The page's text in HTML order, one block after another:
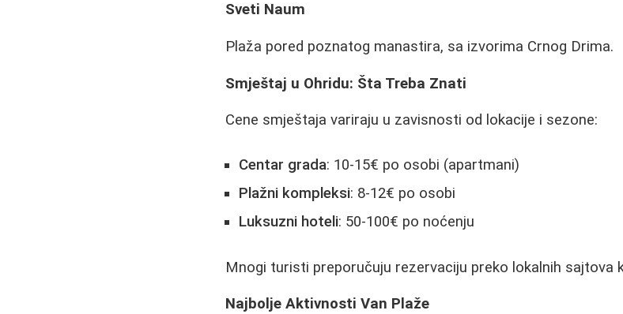
Sveti Naum
Plaža pored poznatog manastira, sa izvorima Crnog Drima.
Smještaj u Ohridu: Šta Treba Znati
Cene smještaja variraju u zavisnosti od lokacije i sezone:
Centar grada: 10-15€ po osobi (apartmani)
Plažni kompleksi: 8-12€ po osobi
Luksuzni hoteli: 50-100€ po noćenju
Mnogi turisti preporučuju rezervaciju preko lokalnih sajtova
Najbolje Aktivnosti Van Plaže